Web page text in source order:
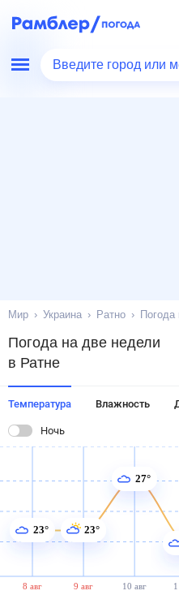
Введите город или
Мир Украина Ратно
Погода на две недели
в Ратне
Температура Влажность
Ночь
8 авг 9 авг 10 авг
23° 23°
27°